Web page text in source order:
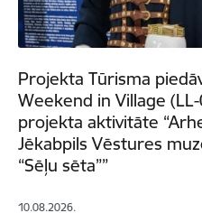
Projekta Tūrisma
Weekend in Village
projekta aktivitāte
Jēkabpils Vēstures
“Sēļu sēta””
10.08.2026.